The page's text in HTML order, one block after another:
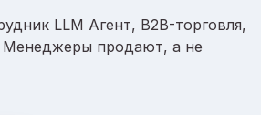
LLM Агент, B2B-торговля,
Менеджеры продают, а не